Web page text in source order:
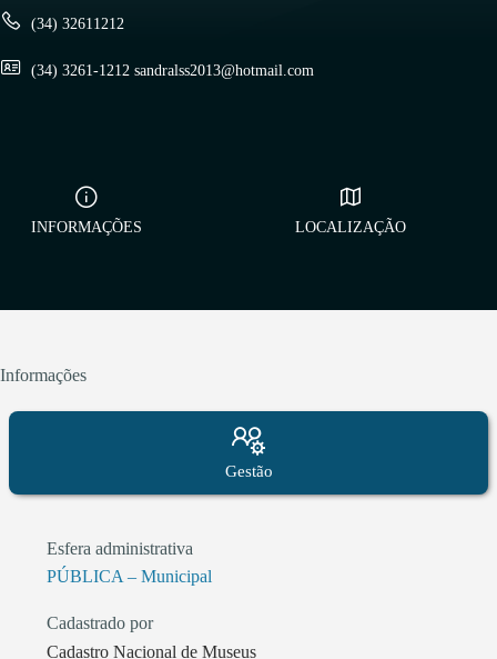
(34) 32611212
(34) 3261-1212 sandralss2013@hotmail.com
INFORMAÇÕES LOCALIZAÇÃO
Informações
Gestão
Esfera administrativa
PÚBLICA – Municipal
Cadastrado por
Cadastro Nacional de Museus